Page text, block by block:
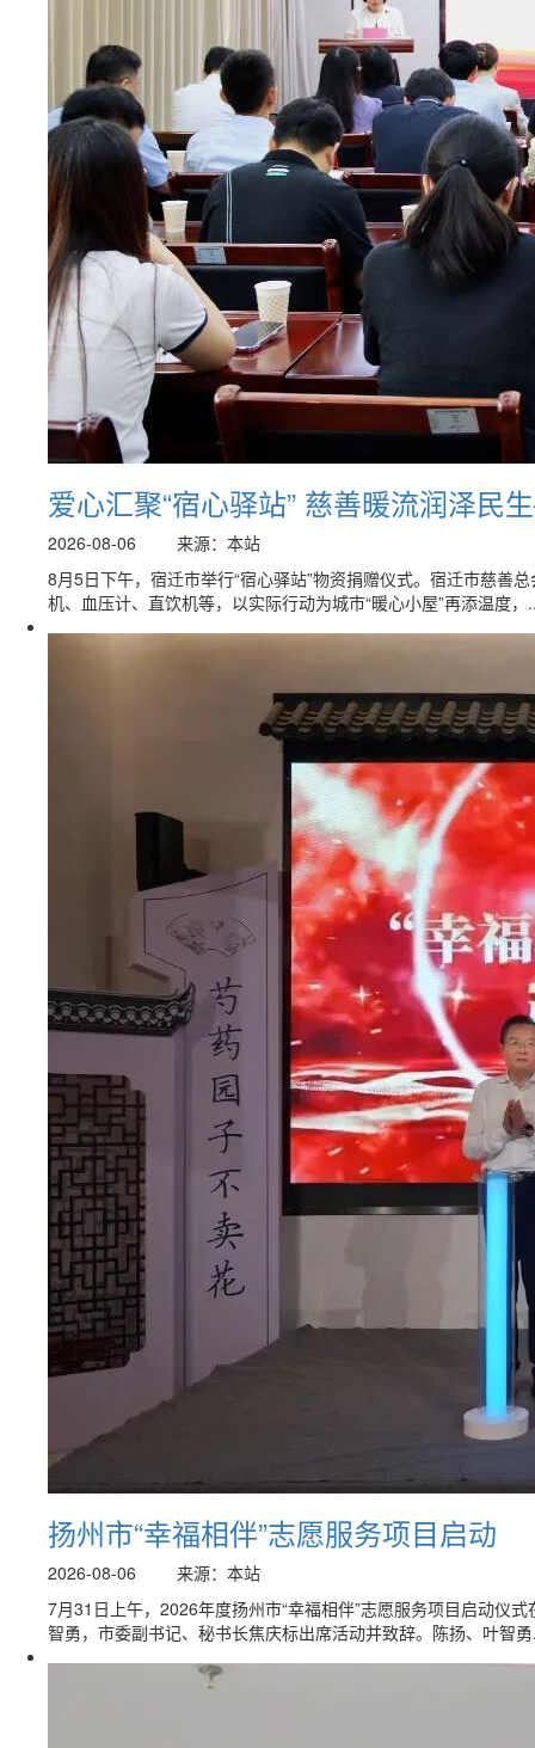
爱心汇聚“宿心驿站” 慈善暖流润泽
2026-08-06
来源：本站
8月5日下午，宿迁市举行“宿心驿站”物资捐赠仪式。宿迁市慈善
机、血压计、直饮机等，以实际行动为城市“暖心小屋”再添温度，
扬州市“幸福相伴”志愿服务项目启动
2026-08-06
来源：本站
7月31日上午，2026年度扬州市“幸福相伴”志愿服务项目启动仪
智勇，市委副书记、秘书长焦庆标出席活动并致辞。陈扬、叶智